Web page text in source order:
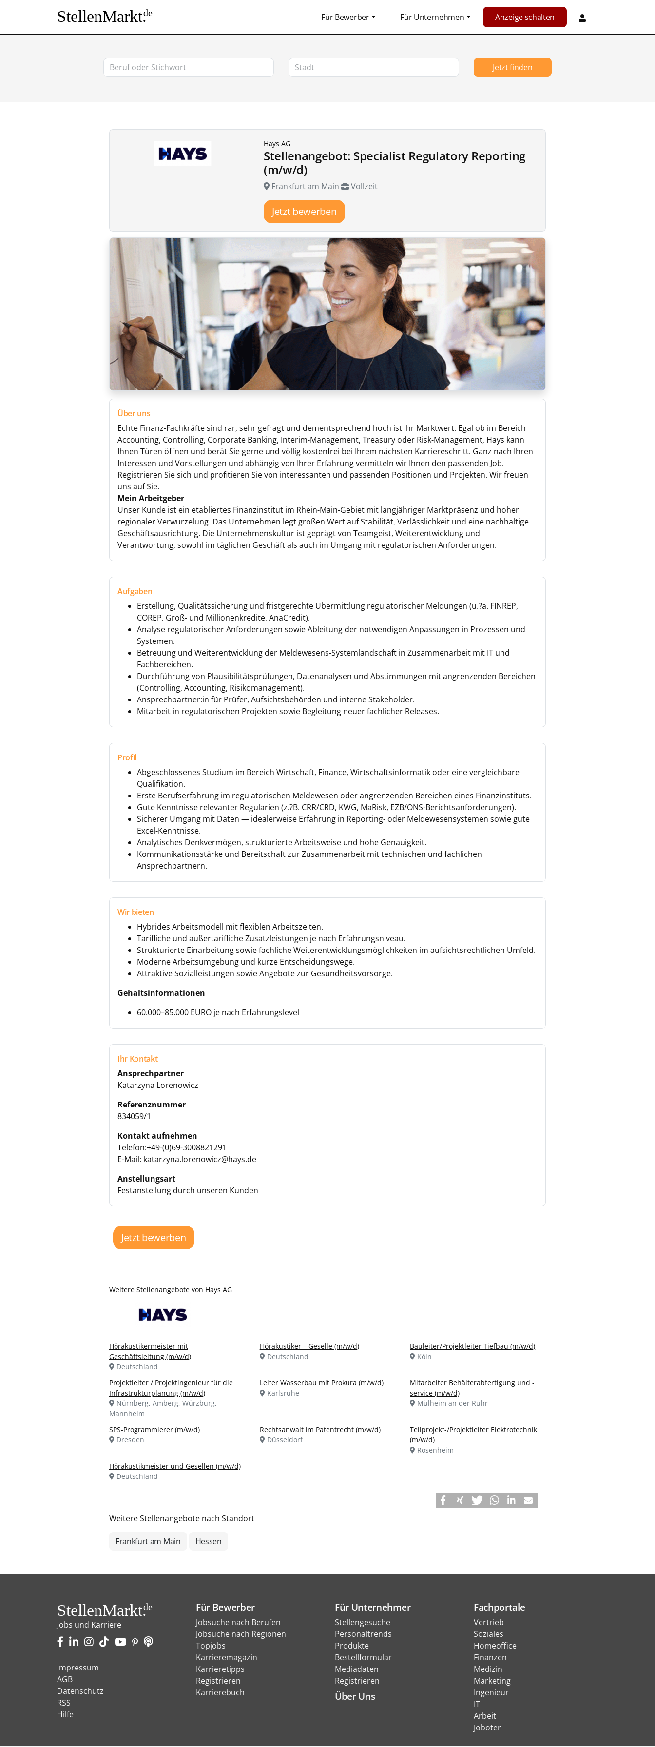
StellenMarkt.de Für Bewerber Für Unternehmen Anzeige schalten
Jetzt finden
Hays AG
Stellenangebot: Specialist Regulatory Reporting
(m/w/d)
Frankfurt am Main Vollzeit
Jetzt bewerben
Über uns
Echte Finanz-Fachkräfte sind rar, sehr gefragt und dementsprechend hoch ist ihr Marktwert. Egal ob im Bereich
Accounting, Controlling, Corporate Banking, Interim-Management, Treasury oder Risk-Management, Hays kann
Ihnen Türen öffnen und berät Sie gerne und völlig kostenfrei bei Ihrem nächsten Karriereschritt. Ganz nach Ihren
Interessen und Vorstellungen und abhängig von Ihrer Erfahrung vermitteln wir Ihnen den passenden Job.
Registrieren Sie sich und profitieren Sie von interessanten und passenden Positionen und Projekten. Wir freuen
uns auf Sie.
Mein Arbeitgeber
Unser Kunde ist ein etabliertes Finanzinstitut im Rhein-Main-Gebiet mit langjähriger Marktpräsenz und hoher
regionaler Verwurzelung. Das Unternehmen legt großen Wert auf Stabilität, Verlässlichkeit und eine nachhaltige
Geschäftsausrichtung. Die Unternehmenskultur ist geprägt von Teamgeist, Weiterentwicklung und
Verantwortung, sowohl im täglichen Geschäft als auch im Umgang mit regulatorischen Anforderungen.
Aufgaben
Erstellung, Qualitätssicherung und fristgerechte Übermittlung regulatorischer Meldungen (u.?a. FINREP,
COREP, Groß- und Millionenkredite, AnaCredit).
Analyse regulatorischer Anforderungen sowie Ableitung der notwendigen Anpassungen in Prozessen und
Systemen.
Betreuung und Weiterentwicklung der Meldewesens-Systemlandschaft in Zusammenarbeit mit IT und
Fachbereichen.
Durchführung von Plausibilitätsprüfungen, Datenanalysen und Abstimmungen mit angrenzenden Bereichen
(Controlling, Accounting, Risikomanagement).
Ansprechpartner:in für Prüfer, Aufsichtsbehörden und interne Stakeholder.
Mitarbeit in regulatorischen Projekten sowie Begleitung neuer fachlicher Releases.
Profil
Abgeschlossenes Studium im Bereich Wirtschaft, Finance, Wirtschaftsinformatik oder eine vergleichbare
Qualifikation.
Erste Berufserfahrung im regulatorischen Meldewesen oder angrenzenden Bereichen eines Finanzinstituts.
Gute Kenntnisse relevanter Regularien (z.?B. CRR/CRD, KWG, MaRisk, EZB/ONS-Berichtsanforderungen).
Sicherer Umgang mit Daten — idealerweise Erfahrung in Reporting- oder Meldewesensystemen sowie gute
Excel-Kenntnisse.
Analytisches Denkvermögen, strukturierte Arbeitsweise und hohe Genauigkeit.
Kommunikationsstärke und Bereitschaft zur Zusammenarbeit mit technischen und fachlichen
Ansprechpartnern.
Wir bieten
Hybrides Arbeitsmodell mit flexiblen Arbeitszeiten.
Tarifliche und außertarifliche Zusatzleistungen je nach Erfahrungsniveau.
Strukturierte Einarbeitung sowie fachliche Weiterentwicklungsmöglichkeiten im aufsichtsrechtlichen Umfeld.
Moderne Arbeitsumgebung und kurze Entscheidungswege.
Attraktive Sozialleistungen sowie Angebote zur Gesundheitsvorsorge.
Gehaltsinformationen
60.000–85.000 EURO je nach Erfahrungslevel
Ihr Kontakt
Ansprechpartner
Katarzyna Lorenowicz
Referenznummer
834059/1
Kontakt aufnehmen
Telefon:+49-(0)69-3008821291
E-Mail: katarzyna.lorenowicz@hays.de
Anstellungsart
Festanstellung durch unseren Kunden
Jetzt bewerben
Weitere Stellenangebote von Hays AG
Hörakustikermeister mit
Geschäftsleitung (m/w/d)
Deutschland
Hörakustiker – Geselle (m/w/d)
Deutschland
Bauleiter/Projektleiter Tiefbau (m/w/d)
Köln
Projektleiter / Projektingenieur für die
Infrastrukturplanung (m/w/d)
Nürnberg, Amberg, Würzburg,
Mannheim
Leiter Wasserbau mit Prokura (m/w/d)
Karlsruhe
Mitarbeiter Behälterabfertigung und -
service (m/w/d)
Mülheim an der Ruhr
SPS-Programmierer (m/w/d)
Dresden
Rechtsanwalt im Patentrecht (m/w/d)
Düsseldorf
Teilprojekt-/Projektleiter Elektrotechnik
(m/w/d)
Rosenheim
Hörakustikmeister und Gesellen (m/w/d)
Deutschland
Weitere Stellenangebote nach Standort
Frankfurt am Main Hessen
StellenMarkt.de
Jobs und Karriere
Impressum
AGB
Datenschutz
RSS
Hilfe
Für Bewerber
Jobsuche nach Berufen
Jobsuche nach Regionen
Topjobs
Karrieremagazin
Karrieretipps
Registrieren
Karrierebuch
Für Unternehmer
Stellengesuche
Personaltrends
Produkte
Bestellformular
Mediadaten
Registrieren
Über Uns
Fachportale
Vertrieb
Soziales
Homeoffice
Finanzen
Medizin
Marketing
Ingenieur
IT
Arbeit
Joboter